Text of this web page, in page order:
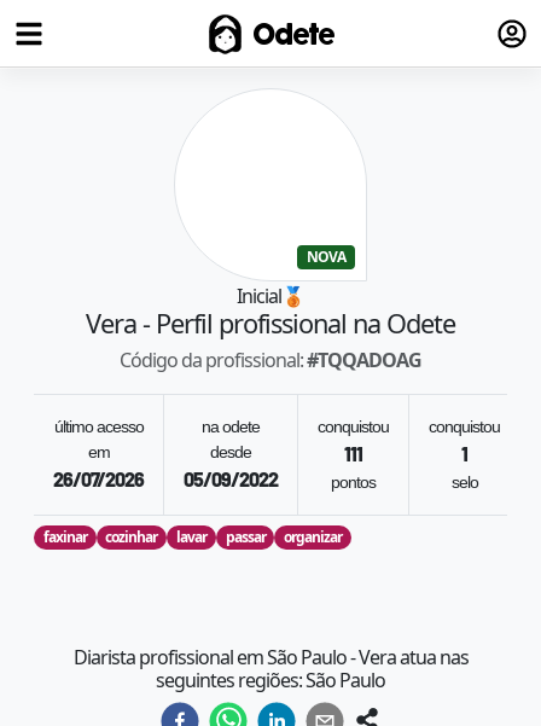
Odete
NOVA
Inicial🥉
Vera- Perfil profissional na Odete
Código da profissional:#TQQADOAG
último acesso
em
26/07/2026
na odete
desde
05/09/2022
conquistou
111
pontos
conquistou
1
selo
faxinar cozinhar lavar passar organizar
Diarista profissional em São Paulo - Vera atua nas
seguintes regiões: São Paulo